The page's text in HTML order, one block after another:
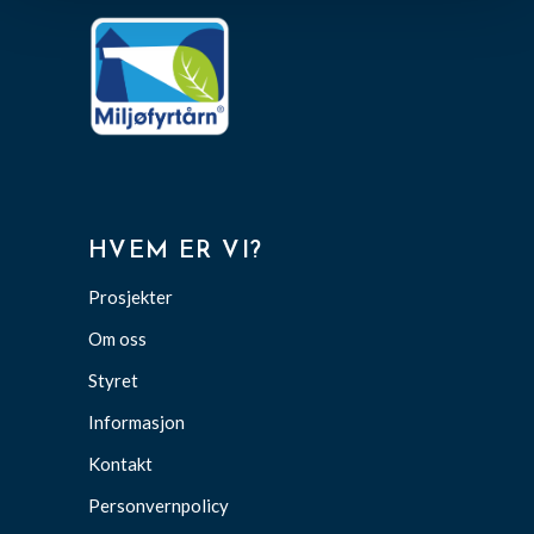
HVEM ER VI?
Prosjekter
Om oss
Styret
Informasjon
Kontakt
Personvernpolicy